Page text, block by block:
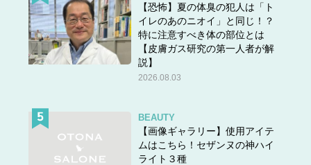
「だったら、私がプレゼントするよ！」と私が声をかけた
とたん、父は急に我にかえったかのように、「いらね！
いらねぇからな！ 買うと歩かなくなるから」 と言い出し
ました。また拒否グセが発動！
あきらめて私は母や姉とお茶をすることにし、父は隣りの
部屋でなにやら作業を始めたようでした。しばらくして、
父のいる部屋からこれ見よがしに楽しげな音楽が……。
【恐怖】夏の体臭の犯人は「ト
イレのあのニオイ」と同じ！？
特に注意すべき体の部位とは
【皮膚ガス研究の第一人者が解
説】
2026.08.03
BEAUTY
【画像ギャラリー】使用アイテ
ムはこちら！セザンヌの神ハイ
ライト３種